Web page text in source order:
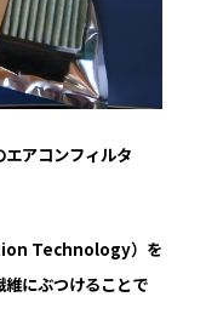
アコンフィルタ
Technology）を
にぶつけることで